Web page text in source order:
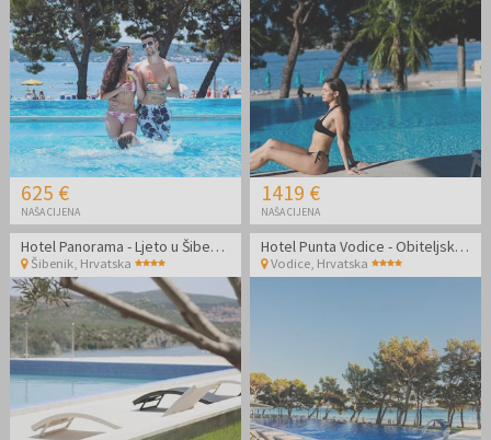
625 €
NAŠA CIJENA
1419 €
NAŠA CIJENA
Hotel Panorama - Ljeto u Šibeniku
Šibenik, Hrvatska
Hotel Punta Vodice - Obiteljsko all inclusive light ljeto s daškom wellnessa
Vodice, Hrvatska